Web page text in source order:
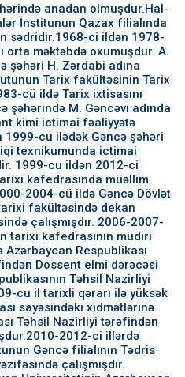
anadan olmuşdur.Hal-
İnstitunun Qazax filialında
sədridir.1968-ci ildən 1978-
orta məktəbdə oxumuşdur. A.
şəhəri H. Zərdabi adına
Tarix fakültəsinin Tarix
cü ildə Tarix ixtisasını
şəhərində M. Gəncəvi adında
kimi ictimai fəaliyyətə
1999-cu ilədək Gəncə şəhəri
texnikumunda ictimai
1999-cu ildən 2012-ci
kafedrasında müəllim
2004-cü ildə Gəncə Dövlət
fakültəsində dekan
çalışmışdır. 2006-2007-
tarixi kafedrasının müdiri
Respublikası
Dossent elmi dərəcəsi
Təhsil Nazirliyi
cu il tarixli qərarı ilə yüksək
sayəsindəki xidmətlərinə
Təhsil Nazirliyi tərəfindən
2012-ci illərdə
Gəncə filialının Tədris
çalışmışdır.